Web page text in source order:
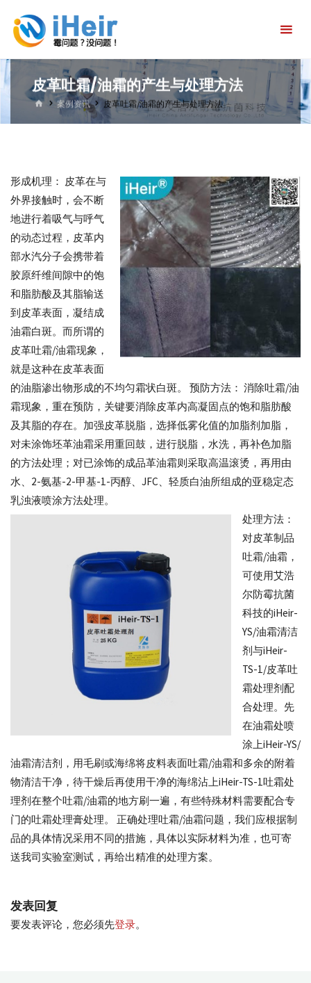
内
容。
尔
防
霉
抗
科
技
官
方
首
页-
防
霉
剂
_
抗
菌
剂
_
球
应
厂
家
皮革吐霜/油霜的产生与处理方法
首 案例资讯 皮革吐霜/油霜的产生与处理方法
形成机理： 皮革在与
外界接触时，会不断
地进行着吸气与呼气
的动态过程，皮革内
部水汽分子会携带着
胶原纤维间隙中的饱
和脂肪酸及其脂输送
到皮革表面，凝结成
油霜白斑。而所谓的
皮革吐霜/油霜现象，
就是这种在皮革表面
的油脂渗出物形成的不均匀霜状白斑。 预防方法： 消除吐霜/油
霜现象，重在预防，关键要消除皮革内高凝固点的饱和脂肪酸
及其脂的存在。加强皮革脱脂，选择低雾化值的加脂剂加脂，
对未涂饰坯革油霜采用重回鼓，进行脱脂，水洗，再补色加脂
的方法处理；对已涂饰的成品革油霜则采取高温滚烫，再用由
水、2-氨基-2-甲基-1-丙醇、JFC、轻质白油所组成的亚稳定态
乳浊液喷涂方法处理。
处理方法：
对皮革制品
吐霜/油霜，
可使用艾浩
尔防霉抗菌
科技的iHeir-
YS/油霜清洁
剂与iHeir-
TS-1/皮革吐
霜处理剂配
合处理。先
在油霜处喷
涂上iHeir-YS/
油霜清洁剂，用毛刷或海绵将皮料表面吐霜/油霜和多余的附着
物清洁干净，待干燥后再使用干净的海绵沾上iHeir-TS-1吐霜处
理剂在整个吐霜/油霜的地方刷一遍，有些特殊材料需要配合专
门的吐霜处理膏处理。 正确处理吐霜/油霜问题，我们应根据制
品的具体情况采用不同的措施，具体以实际材料为准，也可寄
送我司实验室测试，再给出精准的处理方案。
发表回复
要发表评论，您必须先登录。